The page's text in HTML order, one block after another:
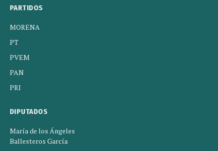
PARTIDOS
MORENA
PT
PVEM
PAN
PRI
DIPUTADOS
María de los Ángeles
Ballesteros García